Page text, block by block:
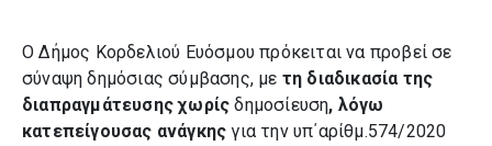
Ο Δήμος Κορδελιού Ευόσμου πρόκειται να προβεί σε
σύναψη δημόσιας σύμβασης, με τη διαδικασία της
διαπραγμάτευσης χωρίςδημοσίευση, λόγω
κατεπείγουσας ανάγκηςγια την υπ΄αρίθμ.574/2020